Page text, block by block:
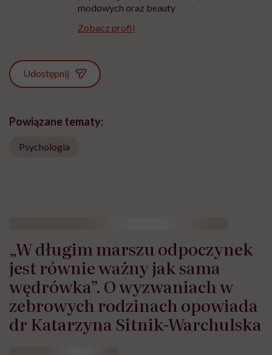
modowych oraz beauty
Zobacz profil
Udostępnij
Powiązane tematy:
Psychologia
„W długim marszu odpoczynek
jest równie ważny jak sama
wędrówka”. O wyzwaniach w
zebrowych rodzinach opowiada
dr Katarzyna Sitnik-Warchulska